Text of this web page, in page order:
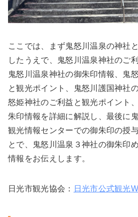
ここでは、まず鬼怒川温泉の神社
したうえで、鬼怒川温泉神社のご
鬼怒川温泉神社の御朱印情報、鬼
と観光ポイント、鬼怒川護国神社
怒姫神社のご利益と観光ポイント
朱印情報を詳細に解説し、最後に
観光情報センターでの御朱印の授
とで、鬼怒川温泉３神社の御朱印
情報をお伝えします。
日光市観光協会： 日光市公式観光